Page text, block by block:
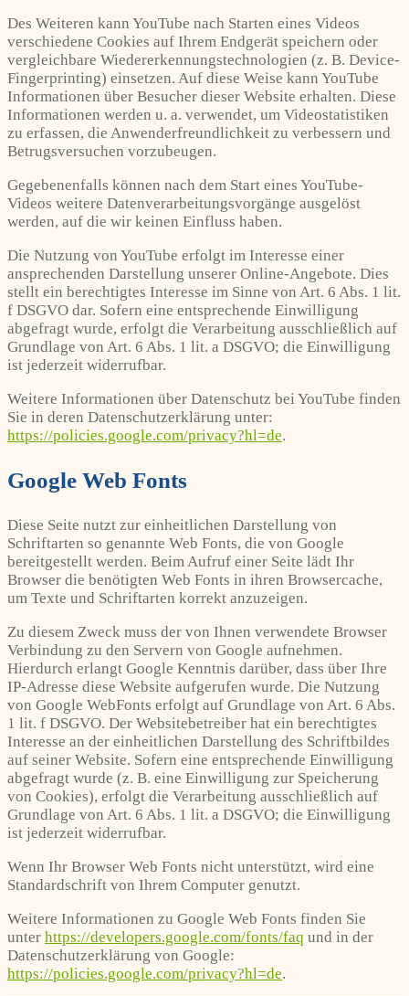
Des Weiteren kann YouTube nach Starten eines Videos
verschiedene Cookies auf Ihrem Endgerät speichern oder
vergleichbare Wiedererkennungstechnologien (z. B. Device-
Fingerprinting) einsetzen. Auf diese Weise kann YouTube
Informationen über Besucher dieser Website erhalten. Diese
Informationen werden u. a. verwendet, um Videostatistiken
zu erfassen, die Anwenderfreundlichkeit zu verbessern und
Betrugsversuchen vorzubeugen.
Gegebenenfalls können nach dem Start eines YouTube-
Videos weitere Datenverarbeitungsvorgänge ausgelöst
werden, auf die wir keinen Einfluss haben.
Die Nutzung von YouTube erfolgt im Interesse einer
ansprechenden Darstellung unserer Online-Angebote. Dies
stellt ein berechtigtes Interesse im Sinne von Art. 6 Abs. 1 lit.
f DSGVO dar. Sofern eine entsprechende Einwilligung
abgefragt wurde, erfolgt die Verarbeitung ausschließlich auf
Grundlage von Art. 6 Abs. 1 lit. a DSGVO; die Einwilligung
ist jederzeit widerrufbar.
Weitere Informationen über Datenschutz bei YouTube finden
Sie in deren Datenschutzerklärung unter:
https://policies.google.com/privacy?hl=de.
Google Web Fonts
Diese Seite nutzt zur einheitlichen Darstellung von
Schriftarten so genannte Web Fonts, die von Google
bereitgestellt werden. Beim Aufruf einer Seite lädt Ihr
Browser die benötigten Web Fonts in ihren Browsercache,
um Texte und Schriftarten korrekt anzuzeigen.
Zu diesem Zweck muss der von Ihnen verwendete Browser
Verbindung zu den Servern von Google aufnehmen.
Hierdurch erlangt Google Kenntnis darüber, dass über Ihre
IP-Adresse diese Website aufgerufen wurde. Die Nutzung
von Google WebFonts erfolgt auf Grundlage von Art. 6 Abs.
1 lit. f DSGVO. Der Websitebetreiber hat ein berechtigtes
Interesse an der einheitlichen Darstellung des Schriftbildes
auf seiner Website. Sofern eine entsprechende Einwilligung
abgefragt wurde (z. B. eine Einwilligung zur Speicherung
von Cookies), erfolgt die Verarbeitung ausschließlich auf
Grundlage von Art. 6 Abs. 1 lit. a DSGVO; die Einwilligung
ist jederzeit widerrufbar.
Wenn Ihr Browser Web Fonts nicht unterstützt, wird eine
Standardschrift von Ihrem Computer genutzt.
Weitere Informationen zu Google Web Fonts finden Sie
unter https://developers.google.com/fonts/faq und in der
Datenschutzerklärung von Google:
https://policies.google.com/privacy?hl=de.